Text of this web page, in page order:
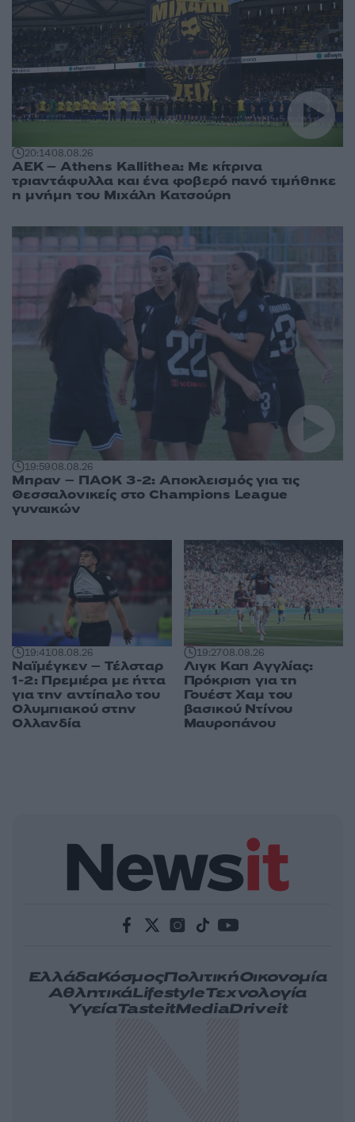
20:1408.08.26
ΑΕΚ – Athens Kallithea: Με κίτρινα
τριαντάφυλλα και ένα φοβερό πανό τιμήθηκε
η μνήμη του Μιχάλη Κατσούρη
19:5908.08.26
Μπραν – ΠΑΟΚ 3-2: Αποκλεισμός για τις
Θεσσαλονικείς στο Champions League
γυναικών
19:4108.08.26
Ναϊμέγκεν – Τέλσταρ
1-2: Πρεμιέρα με ήττα
για την αντίπαλο του
Ολυμπιακού στην
Ολλανδία
19:2708.08.26
Λιγκ Καπ Αγγλίας:
Πρόκριση για τη
Γουέστ Χαμ του
βασικού Ντίνου
Μαυροπάνου
ΕλλάδαΚόσμοςΠολιτικήΟικονομία
ΑθλητικάLifestyleΤεχνολογία
ΥγείαTasteitMediaDriveit